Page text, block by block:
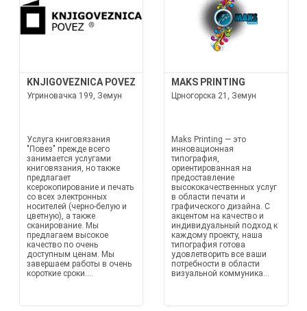
KNJIGOVEZNICA POVEZ
Угриновачка 199, Земун
Услуга книговязания
"Повез" прежде всего
занимается услугами
книговязания, но также
предлагает
ксерокопирование и печать
со всех электронных
носителей (черно-белую и
цветную), а также
сканирование. Мы
предлагаем высокое
качество по очень
доступным ценам. Мы
завершаем работы в очень
короткие сроки....
MAKS PRINTING
Црногорска 21, Земун
Maks Printing — это
инновационная
типография,
ориентированная на
предоставление
высококачественных услуг
в области печати и
графического дизайна. С
акцентом на качество и
индивидуальный подход к
каждому проекту, наша
типография готова
удовлетворить все ваши
потребности в области
визуальной коммуника...